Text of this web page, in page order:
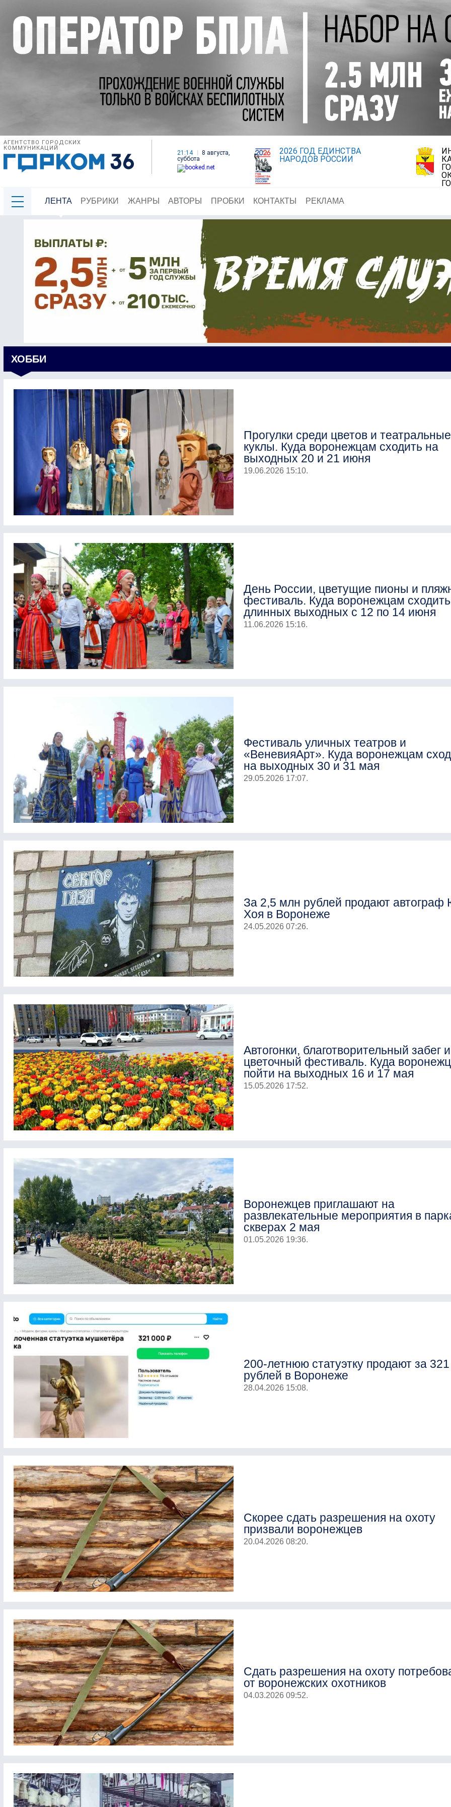
АГЕНТСТВО ГОРОДСКИХ
КОММУНИКАЦИЙ
21:14
8 августа,
суббота
2026 ГОД ЕДИНСТВА
НАРОДОВ РОССИИ
ЛЕНТА РУБРИКИ ЖАНРЫ АВТОРЫ ПРОБКИ КОНТАКТЫ РЕКЛАМА
ХОББИ
Прогулки среди цветов и театральные
куклы. Куда воронежцам сходить на
выходных 20 и 21 июня
19.06.2026 15:10.
День России, цветущие пионы и
фестиваль. Куда воронежцам
длинных выходных с 12 по 14 июня
11.06.2026 15:16.
Фестиваль уличных театров и
«ВеневияАрт». Куда воронежцам
на выходных 30 и 31 мая
29.05.2026 17:07.
За 2,5 млн рублей продают автограф
Хоя в Воронеже
24.05.2026 07:26.
Автогонки, благотворительный забег и
цветочный фестиваль. Куда
пойти на выходных 16 и 17 мая
15.05.2026 17:52.
Воронежцев приглашают на
развлекательные мероприятия в
скверах 2 мая
01.05.2026 19:36.
200-летнюю статуэтку продают за
рублей в Воронеже
28.04.2026 15:08.
Скорее сдать разрешения на охоту
призвали воронежцев
20.04.2026 08:20.
Сдать разрешения на охоту
от воронежских охотников
04.03.2026 09:52.